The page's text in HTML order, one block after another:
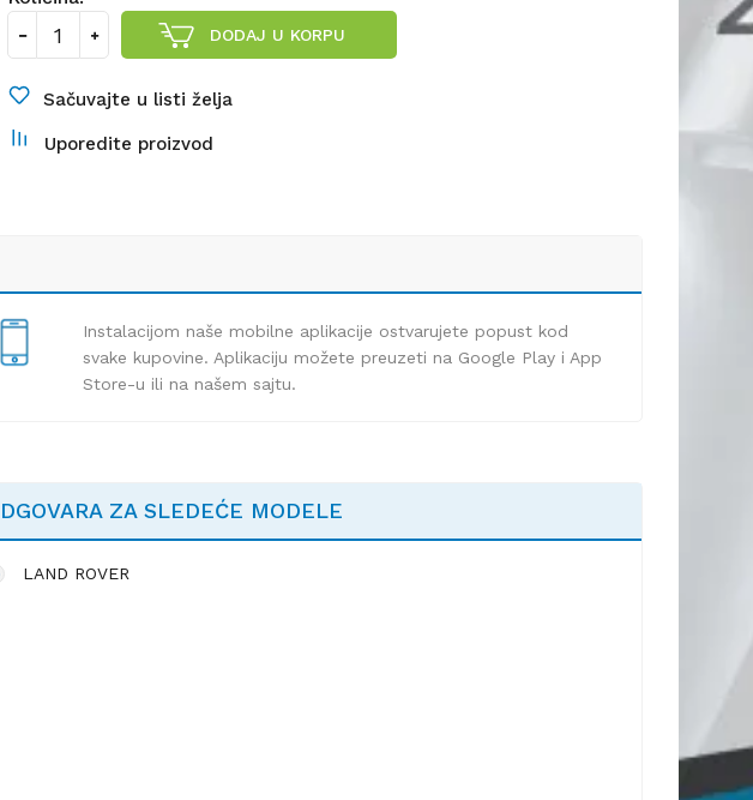
DODAJ U KORPU
Sačuvajte u listi želja
Uporedite proizvod
Instalacijom naše mobilne aplikacije ostvarujete popust kod
svake kupovine. Aplikaciju možete preuzeti na Google Play i App
Store-u ili na našem sajtu.
ZA SLEDEĆE MODELE
LAND ROVER